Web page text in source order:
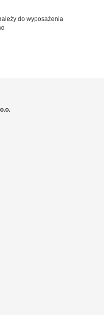
do wyposażenia